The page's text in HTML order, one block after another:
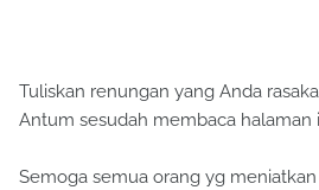
Tuliskan renungan yang Anda
Antum sesudah membaca halaman
Semoga semua orang yg